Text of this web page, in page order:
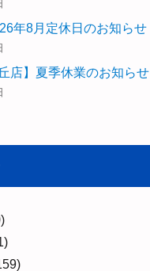
年8月定休日のお知らせ
店】夏季休業のお知らせ